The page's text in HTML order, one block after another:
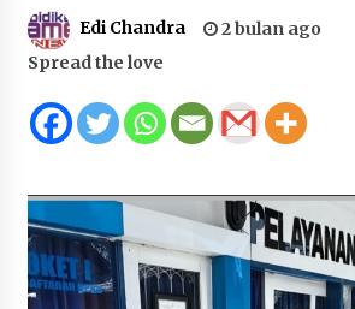
Juanda, Edukasi Masyarakat dalam
Administrasi Kendaraan Berupa SIM
4 minggu ago
HUT ke-46 Dekranas di Makassar, di
Ny. Selvi Gibran Ketua Dekranasda Sumbawa
4 minggu ago
Bupati H. Jarot : Demi Keberlanjutan
Perumdam Batulanteh Akan Lakukan
Penyesuaian Tarif Air Minum
Edi Chandra
2 bulan ago
Spread the love